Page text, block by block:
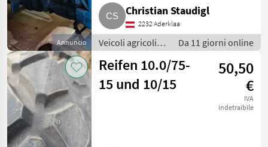
Annuncio
Christian Staudigl
2232 Aderklaa
Veicoli agricoli a
motore / Carri a
motore
Da 11 giorni online
Reifen 10.0/75-
15 und 10/15
50,50
€
IVA
indetraibile